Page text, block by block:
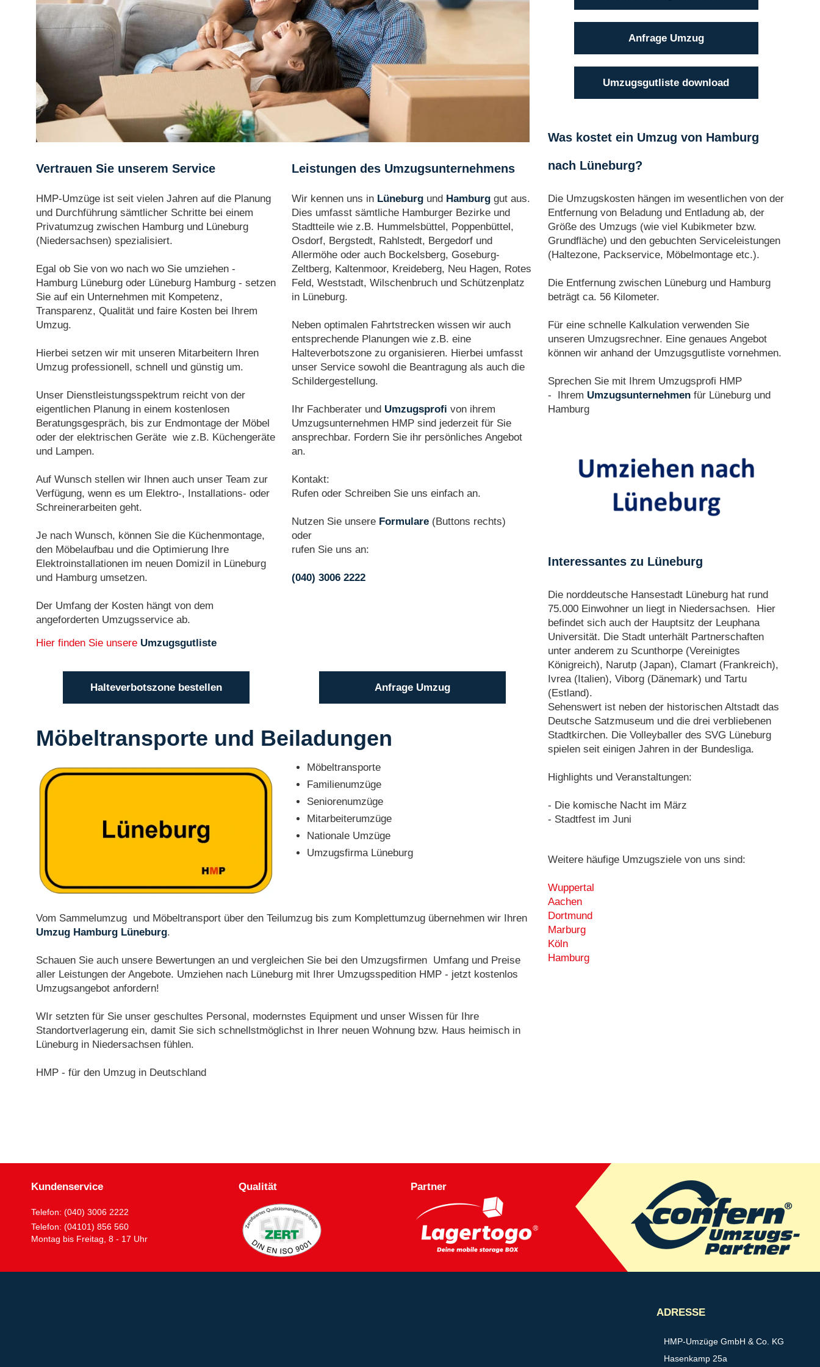
Vertrauen Sie unserem Service
HMP-Umzüge ist seit vielen Jahren auf die Planung
und Durchführung sämtlicher Schritte bei einem
Privatumzug zwischen Hamburg und Lüneburg
(Niedersachsen) spezialisiert.
Egal ob Sie von wo nach wo Sie umziehen -
Hamburg Lüneburg oder Lüneburg Hamburg - setzen
Sie auf ein Unternehmen mit Kompetenz,
Transparenz, Qualität und faire Kosten bei Ihrem
Umzug.
Hierbei setzen wir mit unseren Mitarbeitern Ihren
Umzug professionell, schnell und günstig um.
Unser Dienstleistungsspektrum reicht von der
eigentlichen Planung in einem kostenlosen
Beratungsgespräch, bis zur Endmontage der Möbel
oder der elektrischen Geräte wie z.B. Küchengeräte
und Lampen.
Auf Wunsch stellen wir Ihnen auch unser Team zur
Verfügung, wenn es um Elektro-, Installations- oder
Schreinerarbeiten geht.
Je nach Wunsch, können Sie die Küchenmontage,
den Möbelaufbau und die Optimierung Ihre
Elektroinstallationen im neuen Domizil in Lüneburg
und Hamburg umsetzen.
Der Umfang der Kosten hängt von dem
angeforderten Umzugsservice ab.
Hier finden Sie unsere Umzugsgutliste
Leistungen des Umzugsunternehmens
Wir kennen uns in Lüneburg und Hamburg gut aus.
Dies umfasst sämtliche Hamburger Bezirke und
Stadtteile wie z.B. Hummelsbüttel, Poppenbüttel,
Osdorf, Bergstedt, Rahlstedt, Bergedorf und
Allermöhe oder auch Bockelsberg, Goseburg-
Zeltberg, Kaltenmoor, Kreideberg, Neu Hagen, Rotes
Feld, Weststadt, Wilschenbruch und Schützenplatz
in Lüneburg.
Neben optimalen Fahrtstrecken wissen wir auch
entsprechende Planungen wie z.B. eine
Halteverbotszone zu organisieren. Hierbei umfasst
unser Service sowohl die Beantragung als auch die
Schildergestellung.
Ihr Fachberater und Umzugsprofi von ihrem
Umzugsunternehmen HMP sind jederzeit für Sie
ansprechbar. Fordern Sie ihr persönliches Angebot
an.
Kontakt:
Rufen oder Schreiben Sie uns einfach an.
Nutzen Sie unsere Formulare (Buttons rechts)
oder
rufen Sie uns an:
(040) 3006 2222
Halteverbotszone bestellen Anfrage Umzug
Möbeltransporte und Beiladungen
Möbeltransporte
Familienumzüge
Seniorenumzüge
Mitarbeiterumzüge
Nationale Umzüge
Umzugsfirma Lüneburg
Vom Sammelumzug und Möbeltransport über den Teilumzug bis zum Komplettumzug übernehmen wir Ihren
Umzug Hamburg Lüneburg.
Schauen Sie auch unsere Bewertungen an und vergleichen Sie bei den Umzugsfirmen Umfang und Preise
aller Leistungen der Angebote. Umziehen nach Lüneburg mit Ihrer Umzugsspedition HMP - jetzt kostenlos
Umzugsangebot anfordern!
WIr setzten für Sie unser geschultes Personal, modernstes Equipment und unser Wissen für Ihre
Standortverlagerung ein, damit Sie sich schnellstmöglichst in Ihrer neuen Wohnung bzw. Haus heimisch in
Lüneburg in Niedersachsen fühlen.
HMP - für den Umzug in Deutschland
Anfrage Umzug
Umzugsgutliste download
Was kostet ein Umzug von Hamburg
nach Lüneburg?
Die Umzugskosten hängen im wesentlichen von der
Entfernung von Beladung und Entladung ab, der
Größe des Umzugs (wie viel Kubikmeter bzw.
Grundfläche) und den gebuchten Serviceleistungen
(Haltezone, Packservice, Möbelmontage etc.).
Die Entfernung zwischen Lüneburg und Hamburg
beträgt ca. 56 Kilometer.
Für eine schnelle Kalkulation verwenden Sie
unseren Umzugsrechner. Eine genaues Angebot
können wir anhand der Umzugsgutliste vornehmen.
Sprechen Sie mit Ihrem Umzugsprofi HMP
- Ihrem Umzugsunternehmenfür Lüneburg und
Hamburg
Interessantes zu Lüneburg
Die norddeutsche Hansestadt Lüneburg hat rund
75.000 Einwohner un liegt in Niedersachsen. Hier
befindet sich auch der Hauptsitz der Leuphana
Universität. Die Stadt unterhält Partnerschaften
unter anderem zu Scunthorpe (Vereinigtes
Königreich), Narutp (Japan), Clamart (Frankreich),
Ivrea (Italien), Viborg (Dänemark) und Tartu
(Estland).
Sehenswert ist neben der historischen Altstadt das
Deutsche Satzmuseum und die drei verbliebenen
Stadtkirchen. Die Volleyballer des SVG Lüneburg
spielen seit einigen Jahren in der Bundesliga.
Highlights und Veranstaltungen:
- Die komische Nacht im März
- Stadtfest im Juni
Weitere häufige Umzugsziele von uns sind:
Wuppertal
Aachen
Dortmund
Marburg
Köln
Hamburg
Kundenservice
Telefon: (040) 3006 2222
Telefon: (04101) 856 560
Montag bis Freitag, 8 - 17 Uhr
Qualität Partner
ADRESSE
HMP-Umzüge GmbH & Co. KG
Hasenkamp 25a